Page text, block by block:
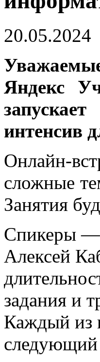
20.05.2024
У
Яндекс
интенсив
Онлайн-
сложные
Занятия
Спикеры —
Алексей
задания и
Каждый из
следующий